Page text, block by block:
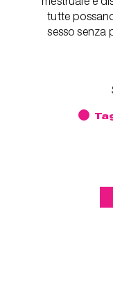
tutte
sesso senza